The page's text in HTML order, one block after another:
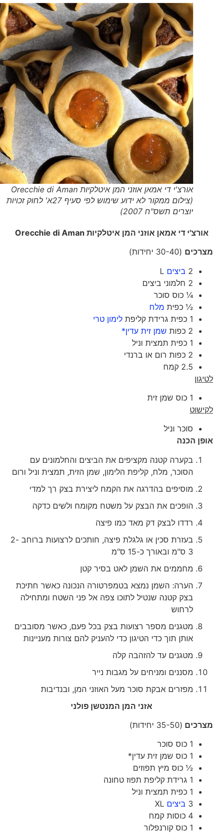
אורצ'י די אמאן אוזני המן איטלקיות Orecchie di Aman
(צילום ממקור לא ידוע שימוש לפי סעיף 27א' לחוק זכויות
יוצרים תשס"ח 2007)
אורצ'י די אמאן אוזני המן איטלקיותOrecchie di Aman
מצרכים(30-40 יחידות)
2
ביציםL
2 חלמוני ביצים
¼ כוס סוכר
½ כפיתמלח
1 כפית גרידת קליפת
לימון טרי
2 כפות
שמן זית עדין*
1 כפית תמצית וניל
2 כפות רום או ברנדי
2.5 קמח
לטיגון
1 כוס שמן זית
לקישוט
סוכר וניל
אופן הכנה
בקערה קטנה מקציפים את הביצים והחלמונים עם
הסוכר, מלח, קליפת הלימון, שמן הזית, תמצית וניל ורום
מוסיפים בהדרגה את הקמח ליצירת בצק רך למדי
הופכים את הבצק על משטח מקומח ולשים כדקה
רדדו לבצק דק מאד כמו פיצה
בעזרת סכין או גלגלת פיצה, חותכים לרצועות ברוחב 2-
מחממים את השמן לאט בסיר קטן
הערה: השמן נמצא בטמפרטורה הנכונה כאשר חתיכת
בצק קטנה שנטיל לתוכו צפה אל פני השטח ומתחילה
לרחוש
מטגנים מספר רצועות בצק בכל פעם, כאשר מסובבים
אותן תוך כדי הטיגון כדי להעניק להם צורות מעניינות
מטגנים עד להזהבה קלה
מסננים ומניחים על מגבות נייר
מפזרים אבקת סוכר מעל האוזני המן, ובנדיבות
אזני המן המנטשן פולני
מצרכים(35-50 יחידות)
1 כוס סוכר
1 כוס שמן זית עדין*
½ כוס מיץ תפוזים
1 גרידת קליפת תפוז טחונה
1 כפית תמצית וניל
3
ביציםXL
4 כוסות קמח
1 כוס קורנפלור